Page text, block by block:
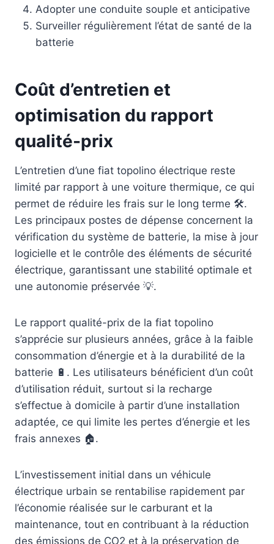
Adopter une conduite souple et anticipative
Surveiller régulièrement l’état de santé de la
batterie
Coût d’entretien et
optimisation du rapport
qualité-prix
L’entretien d’une fiat topolino électrique reste
limité par rapport à une voiture thermique, ce qui
permet de réduire les frais sur le long terme 🛠️.
Les principaux postes de dépense concernent la
vérification du système de batterie, la mise à jour
logicielle et le contrôle des éléments de sécurité
électrique, garantissant une stabilité optimale et
une autonomie préservée 💡.
Le rapport qualité-prix de la fiat topolino
s’apprécie sur plusieurs années, grâce à la faible
consommation d’énergie et à la durabilité de la
batterie 🔋. Les utilisateurs bénéficient d’un coût
d’utilisation réduit, surtout si la recharge
s’effectue à domicile à partir d’une installation
adaptée, ce qui limite les pertes d’énergie et les
frais annexes 🏠.
L’investissement initial dans un véhicule
électrique urbain se rentabilise rapidement par
l’économie réalisée sur le carburant et la
maintenance, tout en contribuant à la réduction
des émissions de CO2 et à la préservation de